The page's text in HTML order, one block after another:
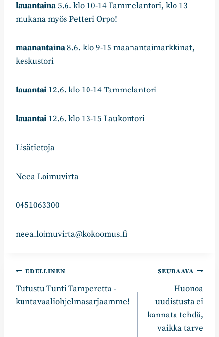
lauantaina5.6. klo 10-14 Tammelantori, klo 13
mukana myös Petteri Orpo!
maanantaina8.6. klo 9-15 maanantaimarkkinat,
keskustori
lauantai 12.6. klo 10-14 Tammelantori
lauantai 12.6. klo 13-15 Laukontori
Lisätietoja
Neea Loimuvirta
0451063300
neea.loimuvirta@kokoomus.fi
Artikkelien
selaus
EDELLINEN
Tutustu Tunti Tamperetta -
kuntavaaliohjelmasarjaamme!
SEURAAVA
Huonoa
uudistusta ei
kannata tehdä,
vaikka tarve